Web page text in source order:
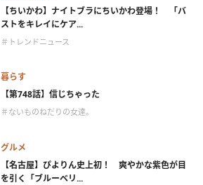
【ちいかわ】ナイトブラにちいかわ登場！ 「バ
ストをキレイにケア...
＃トレンドニュース
暮らす
【第748話】信じちゃった
＃ないものねだりの女達。
グルメ
【名古屋】ぴよりん史上初！ 爽やかな紫色が目
を引く「ブルーベリ...